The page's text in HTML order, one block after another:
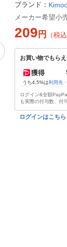
ブランド：
メーカー希望小
209 円 （税込
お買い物でもら
獲得
うち4.5%は利用先
ログイン&全額
も実際の付与数、付
ログインはこちら